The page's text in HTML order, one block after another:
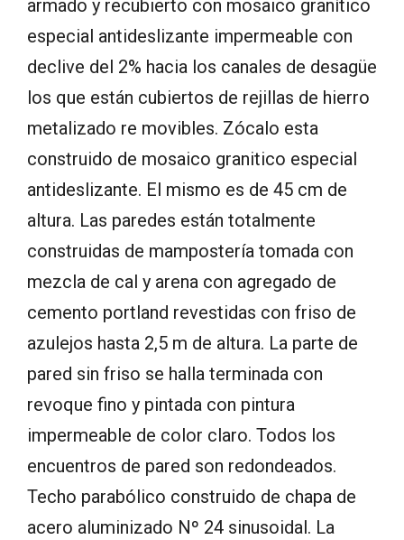
armado y recubierto con mosaico granítico
especial antideslizante impermeable con
declive del 2% hacia los canales de desagüe
los que están cubiertos de rejillas de hierro
metalizado re movibles. Zócalo esta
construido de mosaico granitico especial
antideslizante. El mismo es de 45 cm de
altura. Las paredes están totalmente
construidas de mampostería tomada con
mezcla de cal y arena con agregado de
cemento portland revestidas con friso de
azulejos hasta 2,5 m de altura. La parte de
pared sin friso se halla terminada con
revoque fino y pintada con pintura
impermeable de color claro. Todos los
encuentros de pared son redondeados.
Techo parabólico construido de chapa de
acero aluminizado Nº 24 sinusoidal. La